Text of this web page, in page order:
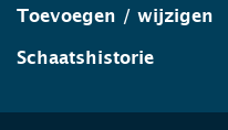
Toevoegen / wijzigen
Schaatshistorie